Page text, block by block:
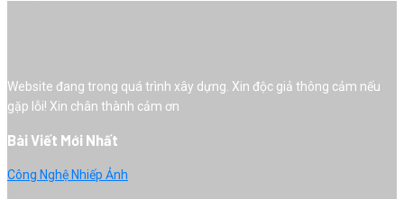
Website đang trong quá trình xây dựng. Xin độc giả thông cảm nếu
gặp lỗi! Xin chân thành cảm ơn
Bài Viết Mới Nhất
Công Nghệ Nhiếp Ảnh